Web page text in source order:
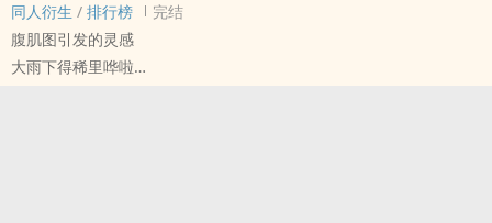
同人衍生 / 排行榜
完结
腹肌图引发的灵感
大雨下得稀里哗啦